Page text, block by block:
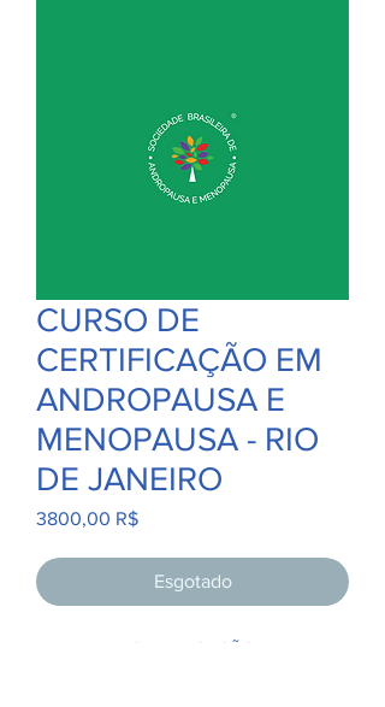
CURSO DE
CERTIFICAÇÃO EM
ANDROPAUSA E
MENOPAUSA - RIO
DE JANEIRO
3800,00 R$Preço
Esgotado
EXAME DE CERTIFICAÇÃO EM